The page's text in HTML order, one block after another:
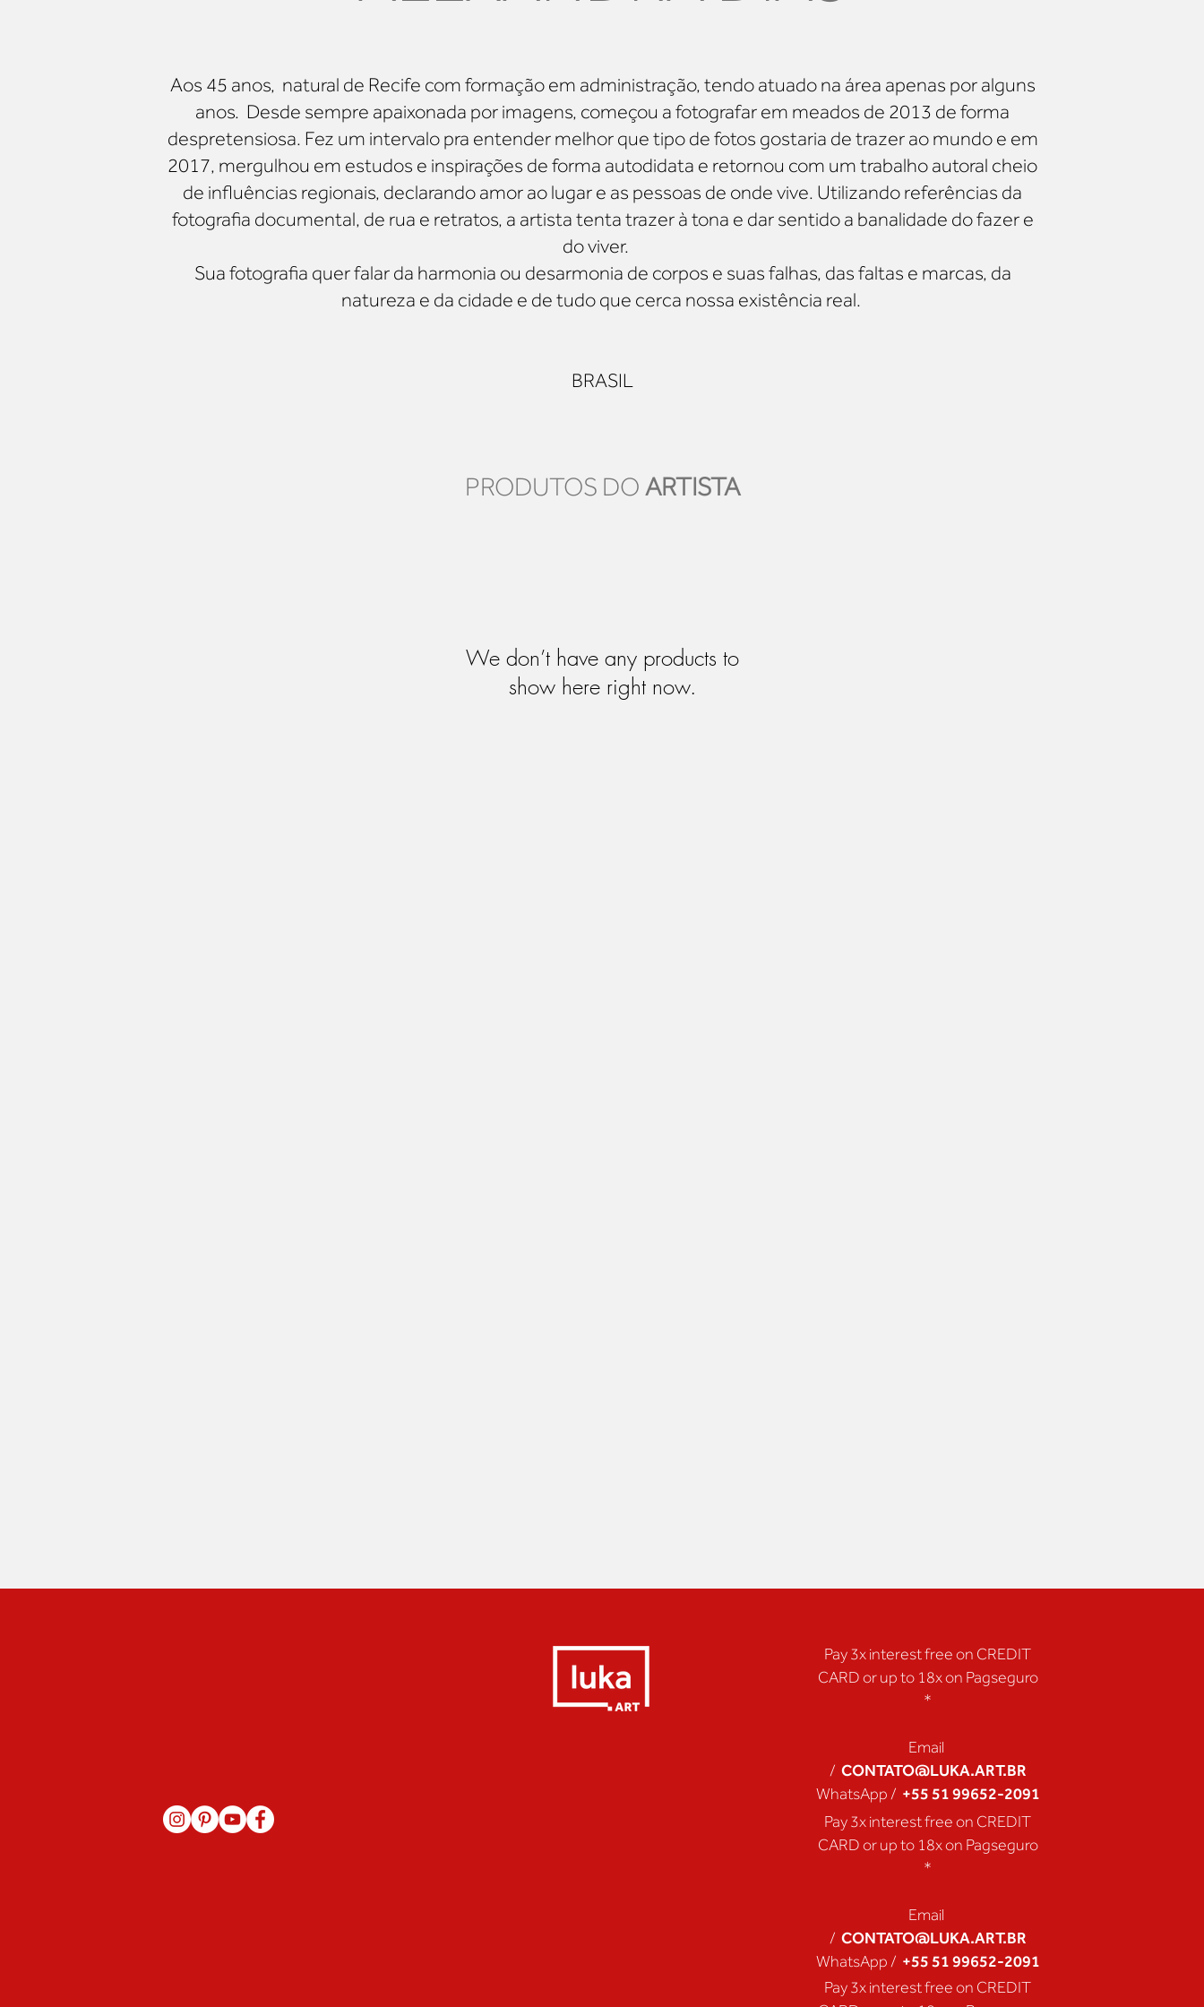
Aos 45 anos, natural de Recife com formação em administração, tendo atuado na área apenas por alguns
anos. Desde sempre apaixonada por imagens, começou a fotografar em meados de 2013 de forma
despretensiosa. Fez um intervalo pra entender melhor que tipo de fotos gostaria de trazer ao mundo e em
2017, mergulhou em estudos e inspirações de forma autodidata e retornou com um trabalho autoral cheio
de influências regionais, declarando amor ao lugar e as pessoas de onde vive. Utilizando referências da
fotografia documental, de rua e retratos, a artista tenta trazer à tona e dar sentido a banalidade do fazer e
do viver.
Sua fotografia quer falar da harmonia ou desarmonia de corpos e suas falhas, das faltas e marcas, da
natureza e da cidade e de tudo que cerca nossa existência real.
BRASIL
PRODUTOS DO ARTISTA
We don’t have any products to
show here right now.
Pay 3x interest free on CREDIT
CARD or up to 18x on Pagseguro
*
Email
/ CONTATO@LUKA.ART.BR
WhatsApp / +55 51 99652-2091
Pay 3x interest free on CREDIT
CARD or up to 18x on Pagseguro
*
Email
/ CONTATO@LUKA.ART.BR
WhatsApp / +55 51 99652-2091
Pay 3x interest free on CREDIT